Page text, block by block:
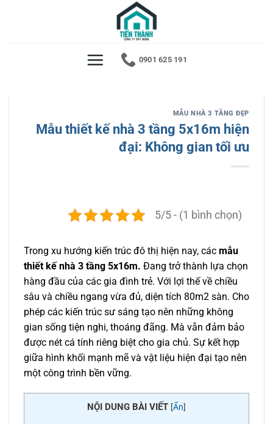
0901 625 191
MẪU NHÀ 3 TẦNG ĐẸP
Mẫu thiết kế nhà 3 tầng 5x16m hiện
đại: Không gian tối ưu
5/5 - (1 bình chọn)
Trong xu hướng kiến trúc đô thị hiện nay, các mẫu
thiết kế nhà 3 tầng 5x16m. Đang trở thành lựa chọn
hàng đầu của các gia đình trẻ. Với lợi thế về chiều
sâu và chiều ngang vừa đủ, diện tích 80m2 sàn. Cho
phép các kiến trúc sư sáng tạo nên những không
gian sống tiện nghi, thoáng đãng. Mà vẫn đảm bảo
được nét cá tính riêng biệt cho gia chủ. Sự kết hợp
giữa hình khối mạnh mẽ và vật liệu hiện đại tạo nên
một công trình bền vững.
NỘI DUNG BÀI VIẾT [Ẩn]